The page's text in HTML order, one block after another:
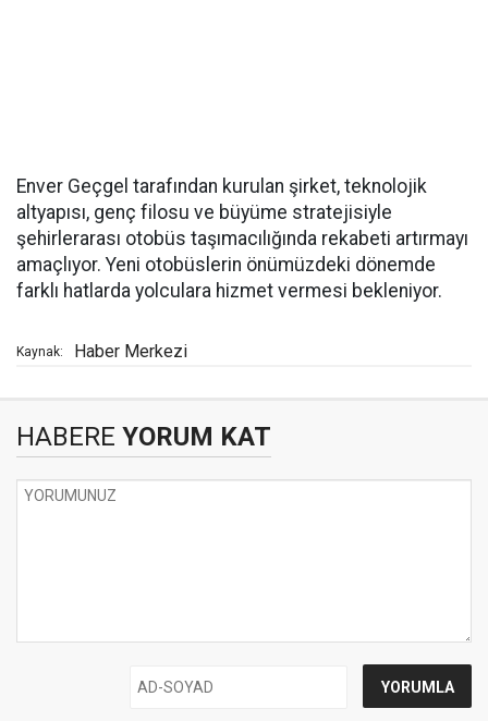
Enver Geçgel tarafından kurulan şirket, teknolojik
altyapısı, genç filosu ve büyüme stratejisiyle
şehirlerarası otobüs taşımacılığında rekabeti artırmayı
amaçlıyor. Yeni otobüslerin önümüzdeki dönemde
farklı hatlarda yolculara hizmet vermesi bekleniyor.
Kaynak: Haber Merkezi
HABERE YORUM KAT